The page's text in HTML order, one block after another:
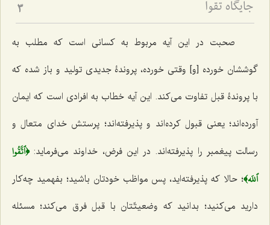
جایگاه تقوا 3
صحبت در این آیه مربوط به کسانی است که مطلب به
گوششان خورده [و] وقتی خورده، پروندۀ جدیدی تولید و باز شده که
با پروندۀ قبل تفاوت می‌کند. این آیه خطاب به افرادی است که ایمان
آورده‌اند؛ یعنی قبول کرده‌اند و پذیرفته‌اند؛ پرستش خدای متعال و
رسالت پیغمبر را پذیرفته‌اند. در این فرض، خداوند می‌فرماید:﴿ٱتَّقُوا
ٱللَه﴾؛ حالا که پذیرفته‌اید، پس مواظب خودتان باشید؛ بفهمید چه‌کار
دارید می‌کنید؛ بدانید که وضعیتّتان با قبل فرق می‌کند؛ مسئله